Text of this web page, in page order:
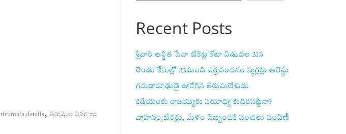
tirumala details, తిరుమల వివరాలు
Recent Posts
శ్రీవారి ఆర్జిత సేవా టికెట్ల కోటా విడుదల 21న
రెండు కేసుల్లో 25మంది ఎర్రచందనం స్మగ్లర్లు అరెస్టు
గరుడారూఢుడై ఊరేగిన తిరుమలేశుడు
కడియంకు రాజయ్యకు సయోధ్య కుదిరినట్టేనా?
వాహ‌నం బేర‌ర్లు, మేళం సిబ్బందికి పంచెలు పంపిణీ